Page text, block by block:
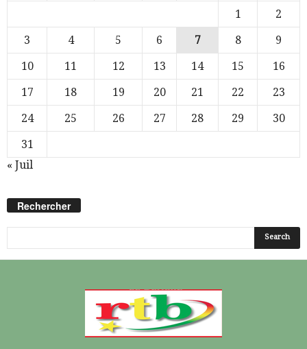
1
2
3
4 5 6 7 8
9
10
11 12 13 14 15
16
17
18 19 20 21 22
23
24
25 26 27 28 29
30
31
« Juil
Rechercher